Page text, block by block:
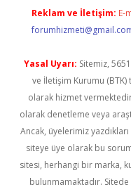
Reklam ve İletişim: E-
Yasal Uyarı: Sitemiz,
ve İletişim Kurumu (BTK)
olarak hizmet
olarak denetleme veya
Ancak, üyelerimiz
siteye üye olarak bu
sitesi, herhangi bir marka,
bulunmamaktadır. Sitede